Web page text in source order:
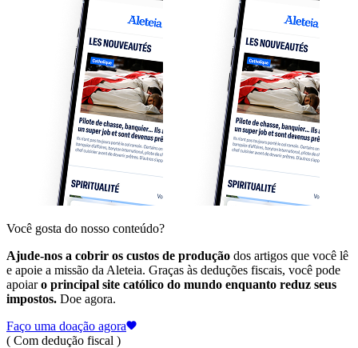
Você gosta do nosso conteúdo?
Ajude-nos a cobrir os custos de produção dos artigos que você lê
e apoie a missão da Aleteia. Graças às deduções fiscais, você pode
apoiaro principal site católico do mundo enquanto reduz seus
impostos. Doe agora.
Faço uma doação agora
( Com dedução fiscal )